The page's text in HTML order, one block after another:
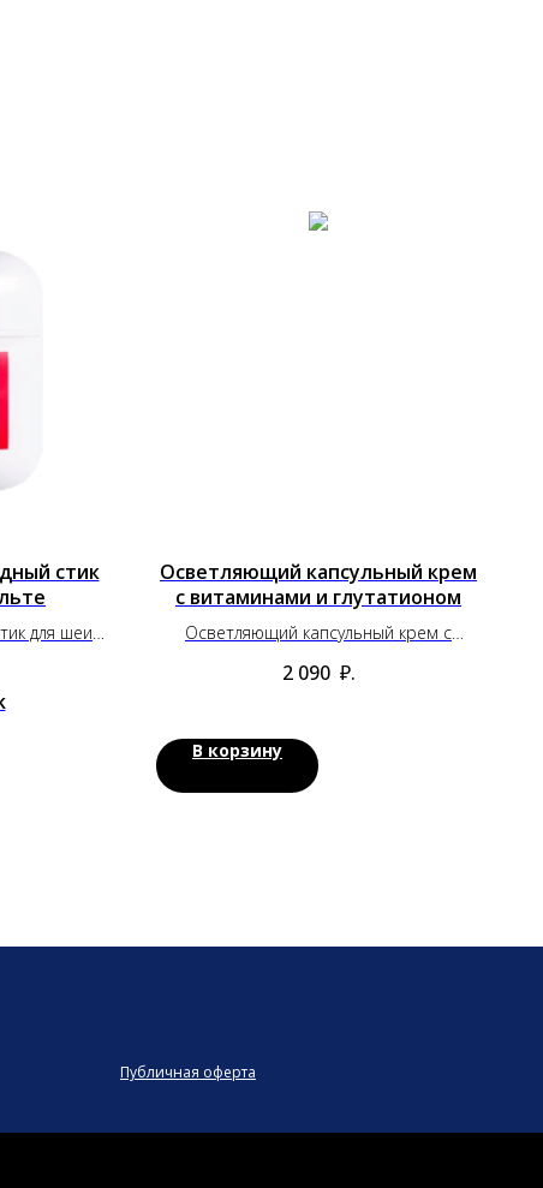
стик
для шеи и
Осветляющий капсульный крем
с витаминами и глутатионом
Осветляющий капсульный крем с
2 090 ₽.
В корзину
Публичная оферта